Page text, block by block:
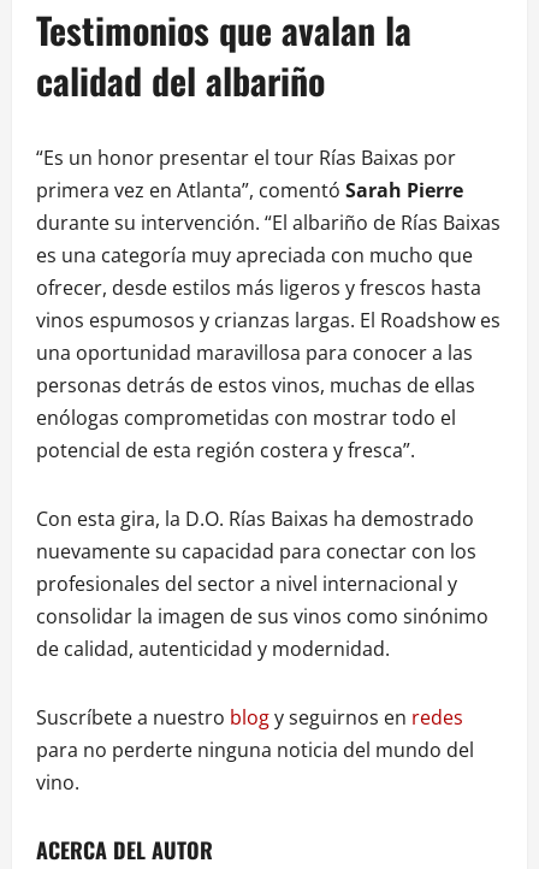
Testimonios que avalan la
calidad del albariño
“Es un honor presentar el tour Rías Baixas por
primera vez en Atlanta”, comentó Sarah Pierre
durante su intervención. “El albariño de Rías Baixas
es una categoría muy apreciada con mucho que
ofrecer, desde estilos más ligeros y frescos hasta
vinos espumosos y crianzas largas. El Roadshow es
una oportunidad maravillosa para conocer a las
personas detrás de estos vinos, muchas de ellas
enólogas comprometidas con mostrar todo el
potencial de esta región costera y fresca”.
Con esta gira, la D.O. Rías Baixas ha demostrado
nuevamente su capacidad para conectar con los
profesionales del sector a nivel internacional y
consolidar la imagen de sus vinos como sinónimo
de calidad, autenticidad y modernidad.
Suscríbete a nuestro blogy seguirnos en redes
para no perderte ninguna noticia del mundo del
vino.
ACERCA DEL AUTOR